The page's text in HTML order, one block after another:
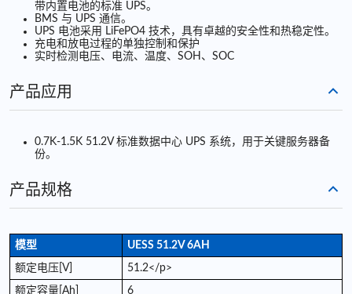
带内置电池的标准 UPS。
BMS 与 UPS 通信。
UPS 电池采用 LiFePO4 技术，具有卓越的安全性和热稳定性。
充电和放电过程的单独控制和保护
实时检测电压、电流、温度、SOH、SOC
产品应用
0.7K-1.5K 51.2V 标准数据中心 UPS 系统，用于关键服务器备
份。
产品规格
模型 UESS 51.2V 6AH
额定电压[V] 51.2</p>
额定容量[Ah] 6